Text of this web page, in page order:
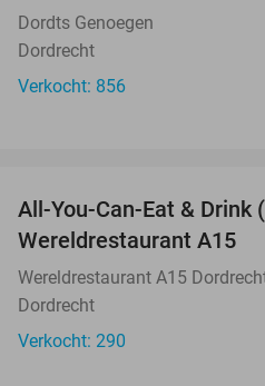
Dordts Genoegen
Dordrecht
Verkocht: 856
All-You-Can-Eat & Drink
Wereldrestaurant A15
Wereldrestaurant A15
Dordrecht
Verkocht: 290